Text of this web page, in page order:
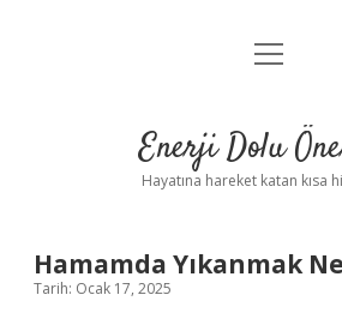
Anasayfa
Yasal Uyarı
menüyü
Enerji Dolu
Hayatına hareket katan kısa
Hamamda Yıkanmak
Tarih: Ocak 17, 2025